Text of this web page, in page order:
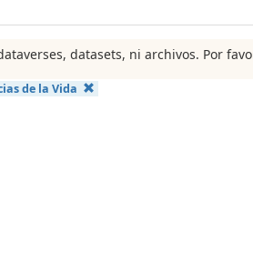
datasets, ni archivos. Por
de la Vida